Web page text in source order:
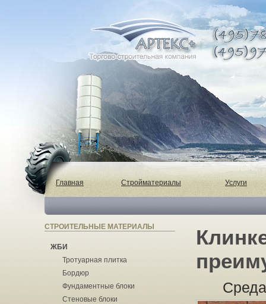
Главная Стройматериалы Услуги
СТРОИТЕЛЬНЫЕ МАТЕРИАЛЫ
ЖБИ
Тротуарная плитка
Бордюр
Фундаментные блоки
Стеновые блоки